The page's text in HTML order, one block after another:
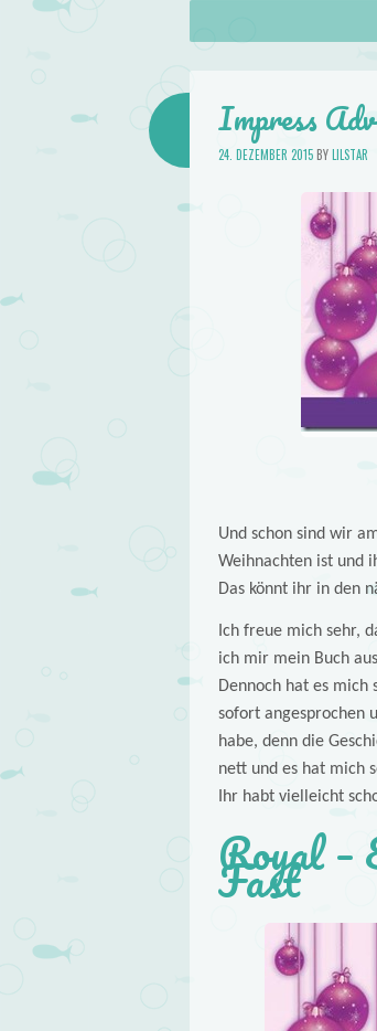
About
Books
Menu
Impress
24. DEZEMBER 2015BYLILSTAR
Und schon sind wir
Weihnachten ist und
Das könnt ihr in den
Ich freue mich sehr,
ich mir mein Buch
Dennoch hat es mich
sofort angesprochen
habe, denn die
nett und es hat mich
Ihr habt vielleicht
Royal –
Fast